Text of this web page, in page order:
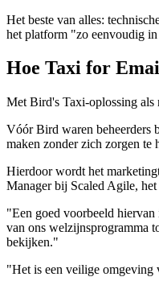
Het beste van alles:
het platform "zo eenvoudig
Hoe Taxi for
Met Bird's Taxi-oplossing als
Vóór Bird waren beheerders
maken zonder zich zorgen te
Hierdoor wordt het
Manager bij Scaled Agile,
"Een goed voorbeeld
van ons welzijnsprogramma
bekijken."
"Het is een veilige omgeving